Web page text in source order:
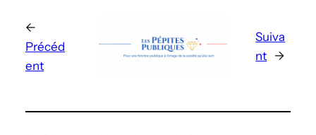
←
Précéd
ent
Suiva
nt →